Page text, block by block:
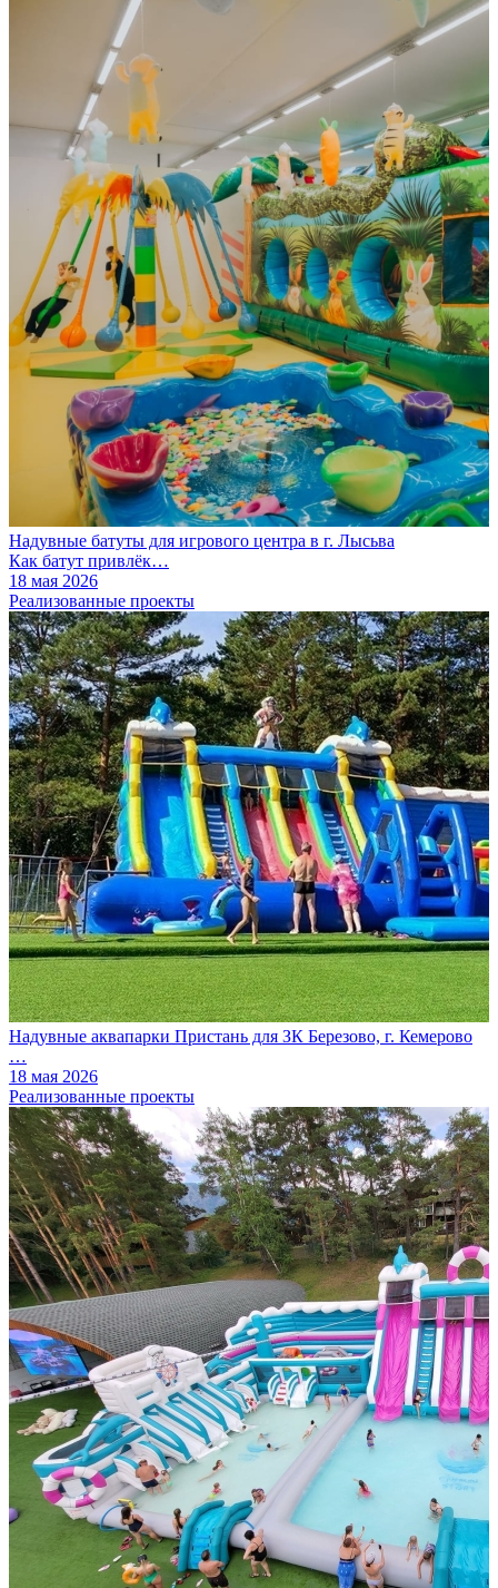
Надувные батуты для игрового центра в г. Лысьва
Как батут привлёк…
18 мая 2026
Реализованные проекты
Надувные аквапарки Пристань для ЗК Березово, г. Кемерово
…
18 мая 2026
Реализованные проекты